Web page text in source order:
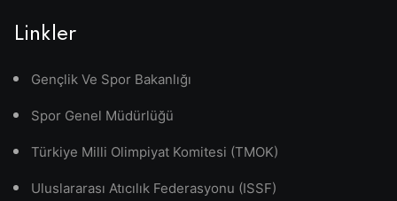
Linkler
Gençlik Ve Spor Bakanlığı
Spor Genel Müdürlüğü
Türkiye Milli Olimpiyat Komitesi (TMOK)
Uluslararası Atıcılık Federasyonu (ISSF)